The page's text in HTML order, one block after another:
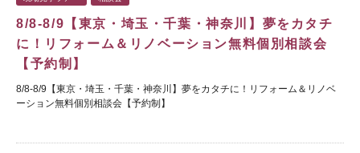
8/8-8/9【東京・埼玉・千葉・神奈川】夢をカタチ
に！リフォーム＆リノベーション無料個別相談会
【予約制】
8/8-8/9【東京・埼玉・千葉・神奈川】夢をカタチに！リフォーム＆リノベ
ーション無料個別相談会【予約制】